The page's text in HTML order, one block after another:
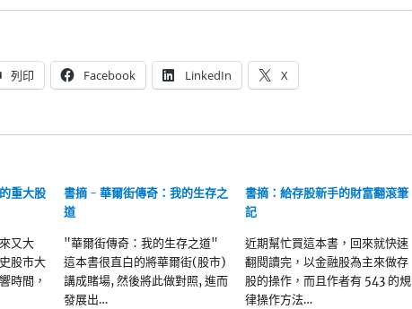
列印 Facebook LinkedIn X
重大股
又大
股市大
時間，
書摘 - 華爾街傳奇：我的生存之
道
"華爾街傳奇：我的生存之道"
這本書很直白的將華爾街(股市)
講成賭場, 然後將此做對照, 進而
發展出…
書摘：給存股新手的財富翻滾筆
記
近期幫忙買這本書，回來就快速
翻閱讀完，以金融股為主來做存
股的操作，而且作者有 543 的規
律操作方法…